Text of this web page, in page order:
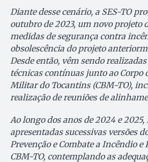
Diante desse cenário, a SES-TO
outubro de 2023, um novo projeto
medidas de segurança contra
obsolescência do projeto
Desde então, vêm sendo
técnicas contínuas junto ao Corpo
Militar do Tocantins (CBM-TO),
realização de reuniões de
Ao longo dos anos de 2024 e
apresentadas sucessivas versões
Prevenção e Combate a Incêndio e
CBM-TO, contemplando as